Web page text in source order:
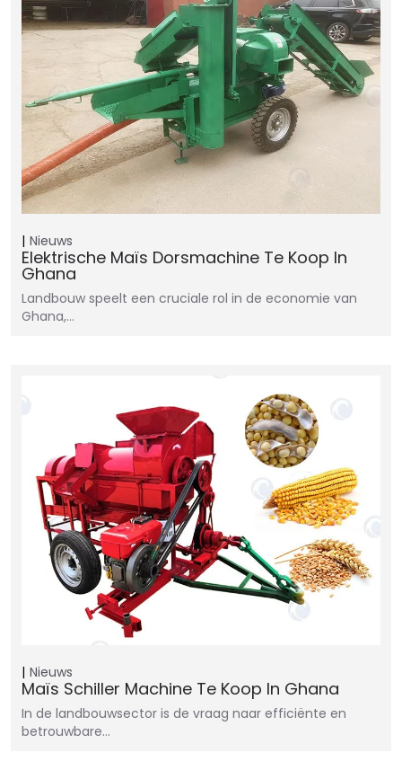
Nieuws
Elektrische Maïs Dorsmachine Te Koop In
Ghana
Landbouw speelt een cruciale rol in de economie van
Ghana,…
Nieuws
Maïs Schiller Machine Te Koop In Ghana
In de landbouwsector is de vraag naar efficiënte en
betrouwbare…